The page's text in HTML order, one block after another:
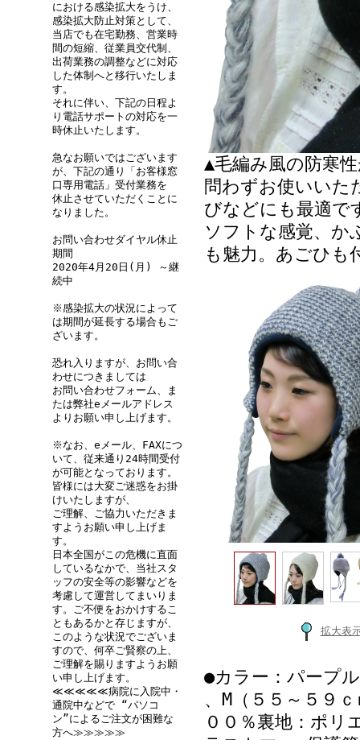
における感染拡大をうけ、
感染拡大防止対策として、
当店でも在宅勤務、営業時
間の短縮、従業員交代制、
出荷業務の調整などに対応
した体制へと移行いたしま
す。
それに伴い、下記の日程よ
り電話サポートの対応を一
時休止いたします。
急なお願いではございます
が、下記の通り「お客様窓
口専用電話」受付業務を
休止させていただくことに
なりました。
お問い合わせダイヤル休止
期間
2020年4月20日(月) ～継
続中
※感染拡大の状況によって
は期間が延長する場合もご
ざいます。
恐れ入りますが、お問い合
わせにつきましては
お問い合わせフォーム、ま
たは弊社eメールアドレス
よりお願い申し上げます。
※なお、eメール、FAXにつ
いて、従来通り24時間受付
が可能となっております。
皆様には大変ご迷惑をお掛
けいたしますが、
ご理解、ご協力いただきま
すようお願い申し上げま
す。
日本全国がこの危機に直面
しているなかで、当社スタ
ッフの安全等の影響などを
考慮して運営してまいりま
す。ご不便をおかけするこ
ともあるかと存じますが、
このような状況でございま
すので、何卒ご賢察の上、
ご理解を賜りますようお願
い申し上げます。
≪≪≪≪≪病院に入院中・
通院中などで “パソコ
ン”によるご注文が困難な
方へ≫≫≫≫≫
▲毛編み風の防寒
問わずお使いいた
びなどにも最適で
ソフトな感覚、か
も魅力。あごひも
拡大表
●カラー：パープ
、M（５５～５９
００％裏地：ポリ